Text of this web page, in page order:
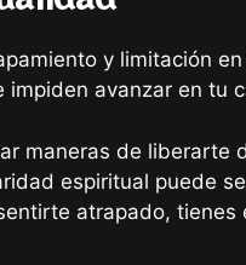
y limitación
avanzar en tu
maneras de liberarte
espiritual puede
atrapado,